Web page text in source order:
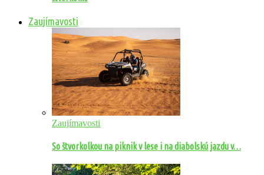
Zaujímavosti
Zaujímavosti
So štvorkolkou na piknik v lese i na diabolskú jazdu v…